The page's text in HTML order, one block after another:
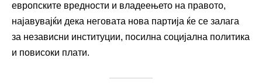
европските вредности и владеењето на правото,
најавувајќи дека неговата нова партија ќе се залага
за независни институции, посилна социјална политика
и повисоки плати.